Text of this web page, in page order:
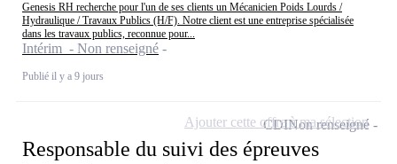
Genesis RH recherche pour l'un de ses clients un Mécanicien Poids Lourds /
Hydraulique / Travaux Publics (H/F). Notre client est une entreprise spécialisée
dans les travaux publics, reconnue pour...
Intérim - Non renseigné
Publié il y a 9 jours
Responsable du suivi des épreuves
CDINon renseigné
Ajouter cette offre à ma sélection